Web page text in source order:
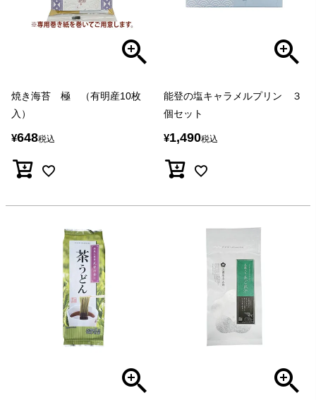
焼き海苔 極 （有明産10枚
入）
¥648税込
能登の塩キャラメルプリン ３
個セット
¥1,490税込